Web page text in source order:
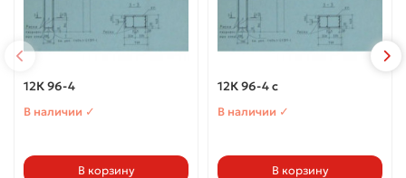
12К 96-4
В наличии ✓
В корзину
12К 96-4 с
В наличии ✓
В корзину